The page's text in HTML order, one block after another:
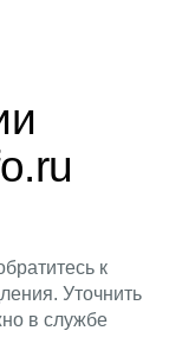
к
Уточнить
в службе